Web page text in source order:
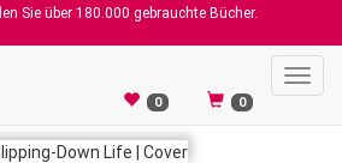
Sie über 180.000 gebrauchte Bücher.
0 0